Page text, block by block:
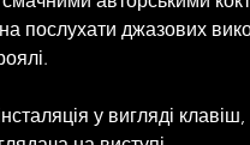
послухати джазових
у вигляді